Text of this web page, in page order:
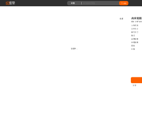
藝墅 全部 搜索
加载中...
收藏 高清贴图
ID:
上传时间
文件大小
图片尺寸
格式
品牌贴图
无缝贴图
授权
价格
分享